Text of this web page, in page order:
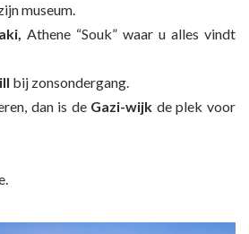
museum.
Athene “Souk” waar u alles vindt
bij zonsondergang.
dan is deGazi-wijk de plek voor